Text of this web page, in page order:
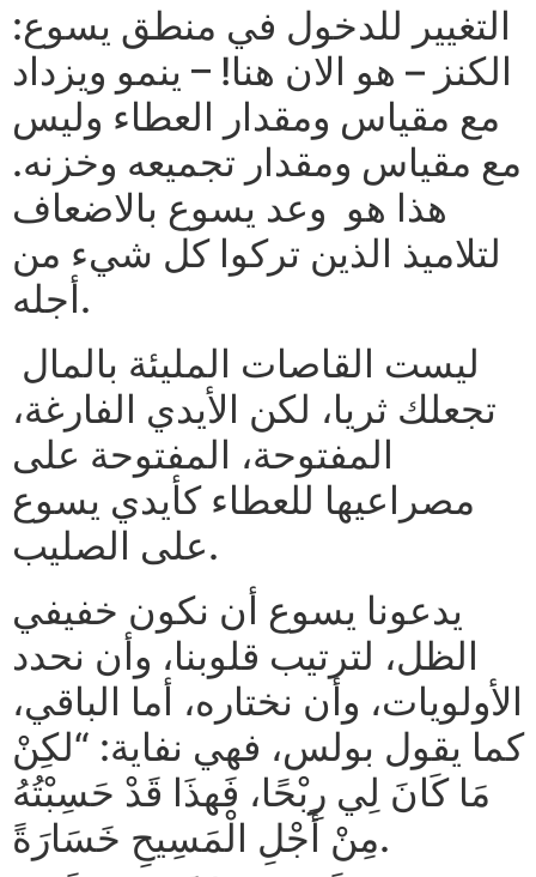
التغيير للدخول في منطق يسوع:
الكنز – هو الان هنا! – ينمو ويزداد
مع مقياس ومقدار العطاء وليس
مع مقياس ومقدار تجميعه وخزنه.
هذا هو وعد يسوع بالاضعاف
لتلاميذ الذين تركوا كل شيء من
أجله.
تجعلك ثريا، لكن الأيدي الفارغة،
المفتوحة، المفتوحة على
مصراعيها للعطاء كأيدي يسوع
على الصليب.
يدعونا يسوع أن نكون خفيفي
الظل، لترتيب قلوبنا، وأن نحدد
الأولويات، وأن نختاره، أما الباقي،
كما يقول بولس، فهي نفاية: “لكِنْ
مَا كَانَ لِي رِبْحًا، فَهذَا قَدْ حَسِبْتُهُ
مِنْ أَجْلِ الْمَسِيحِ خَسَارَةً.